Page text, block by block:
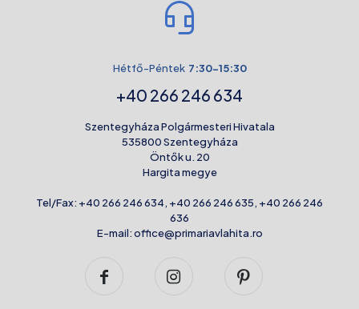
Hétfő-Péntek 7:30-15:30
+40 266 246 634
Szentegyháza Polgármesteri Hivatala
535800 Szentegyháza
Öntők u. 20
Hargita megye
Tel/Fax: +40 266 246 634, +40 266 246 635, +40 266 246
636
E-mail:office@primariavlahita.ro